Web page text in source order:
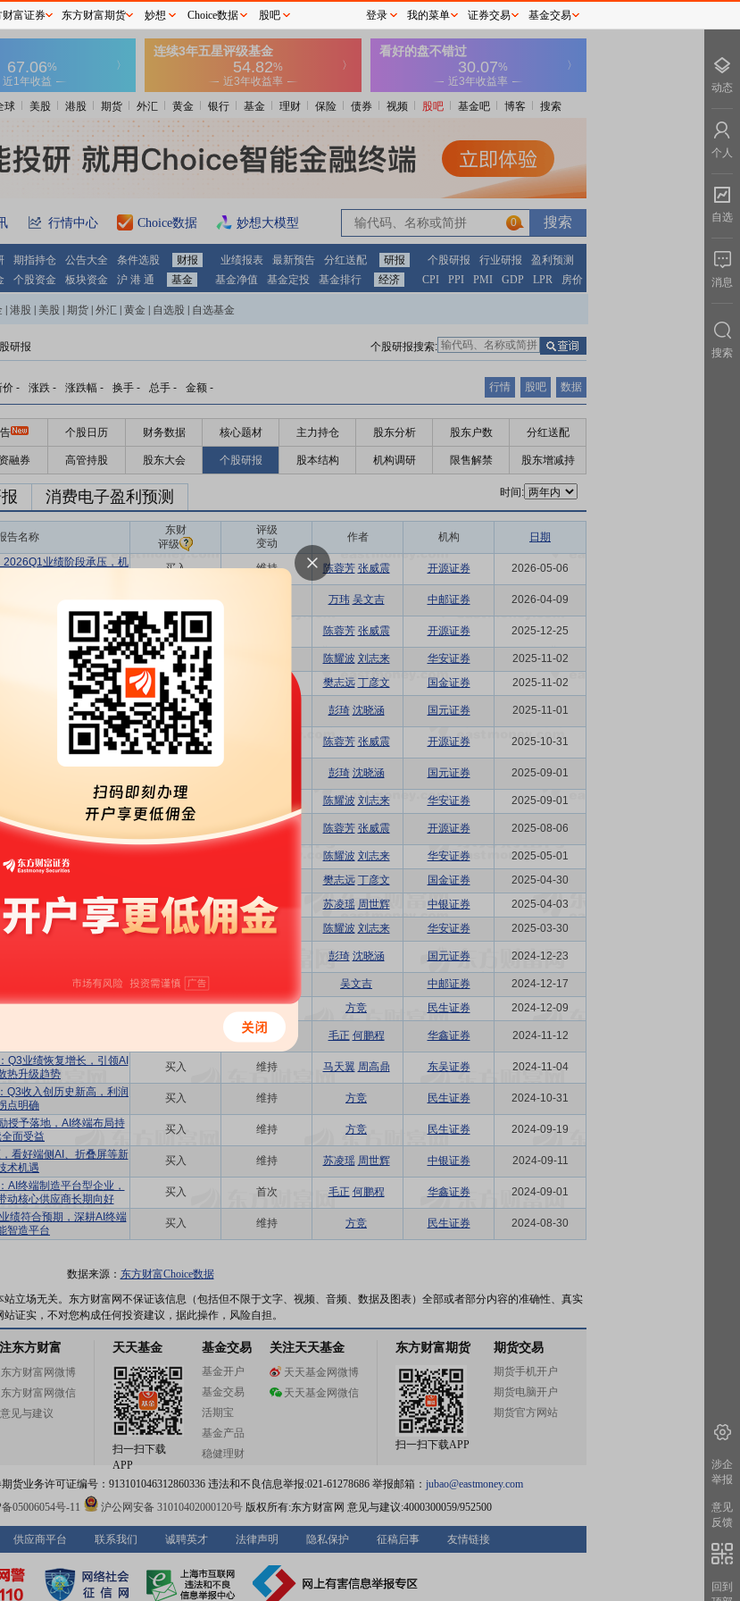
球 美股 港股 期货 外汇 黄金 银行 基金 理财 保险 债券 视频 股吧 基金吧 博客 搜索
行情中心 Choice数据 妙想大模型 0
期指持仓 公告大全 条件选股 财报 业绩报表 最新预告 分红送配 研报 个股研报 行业研报
盈利预测
个股资金 板块资金 沪 港 通 基金 基金净值 基金定投 基金排行 经济 CPI PPI PMI GDP LPR 房价
港股 美股 期货 外汇 黄金 自选股 自选基金
研报 个股研报搜索:
价 - 涨跌 - 涨跌幅 - 换手 - 总手 - 金额 - 行情 股吧 数据
个股日历 财务数据 核心题材 主力持仓 股东分析 股东户数 分红送配
融券 高管持股 股东大会 个股研报 股本结构 机构调研 限售解禁 股东增减持
时间:
消费电子盈利预测
告名称
东财
评级
评级
变动
作者 机构 日期
2026Q1业绩阶段承压，机
业务加速推进
买入 维持 陈蓉芳 张威震 开源证券 2026-05-06
智能、AI服务器等加速运
买入 万玮 吴文吉 中邮证券 2026-04-09
拟收购立敏达，强化AI服
热+电源”布局
买入 陈蓉芳 张威震 开源证券 2025-12-25
，外延快步升级 买入 陈耀波 刘志来 华安证券
2025-11-02
长，新业务持续突破 买入 樊志远 丁彦文 国金证券 2025-11-02
动能充沛，持续受益AI硬
买入 彭琦 沈晓涵 国元证券 2025-11-01
三季度业绩延续高增长，
续拓展新业务
买入 陈蓉芳 张威震 开源证券 2025-10-31
基本盘增长趋势明确，前
彭琦 沈晓涵 国元证券 2025-09-01
，AI终端业务持续成长 买入 陈耀波 刘志来 华安证券 2025-09-01
全球领先的终端硬件智造
人打开长期空间
首次 陈蓉芳 张威震 开源证券 2025-08-06
服多维共进 陈耀波 刘志来 华安证券
2025-05-01
新业务表现亮眼 樊志远 丁彦文 国金证券
2025-04-30
，“人眼折服”促中期成长 买入 维持 苏凌瑶 周世辉 中银证券
2025-04-03
，AI硬件打开成长空间 买入 首次 陈耀波 刘志来 华安证券 2025-03-30
制造领军企业，AI引领成
彭琦 沈晓涵 国元证券 2024-12-23
件制造平台 买入 吴文吉 中邮证券
2024-12-17
科达，汽车业务再加速 买入 维持 方竞 民生证券 2024-12-09
业绩表现亮眼，端侧AI
供应商业绩长期向好
维持 毛正 何鹏程 华鑫证券 2024-11-12
Q3业绩恢复增长，引领AI
热升级趋势
买入 维持 马天翼 周高鼎 东吴证券 2024-11-04
Q3收入创历史新高，利润
点明确
买入 维持 方竞 民生证券 2024-10-31
授予落地，AI终端布局持
面受益
买入 维持 方竞 民生证券 2024-09-19
看好端侧AI、折叠屏等新
术机遇
买入 维持 苏凌瑶 周世辉 中银证券 2024-09-11
AI终端制造平台型企业，
动核心供应商长期向好
买入 首次 毛正 何鹏程 华鑫证券 2024-09-01
绩符合预期，深耕AI终端
智造平台
买入 维持 方竞 民生证券 2024-08-30
数据来源： 东方财富Choice数据
立场无关。东方财富网不保证该信息（包括但不限于文字、视频、音频、数据及图表）全部或者部分内容的准确性、真实
证实，不对您构成任何投资建议，据此操作，风险自担。
东方财富
东方财富网微博
东方财富网微信
意见与建议
天天基金
扫一扫下载
APP
基金交易
基金开户
基金交易
活期宝
基金产品
稳健理财
关注天天基金
天天基金网微博
天天基金网微信
东方财富期货
扫一扫下载APP
期货交易
期货手机开户
期货电脑开户
期货官方网站
业务许可证编号：913101046312860336 违法和不良信息举报:021-61278686 举报邮箱： jubao@eastmoney.com
05006054号-11 沪公网安备 31010402000120号版权所有:东方财富网 意见与建议:4000300059/952500
供应商平台 联系我们 诚聘英才 法律声明 隐私保护 征稿启事 友情链接
财富证券 东方财富期货 妙想 Choice数据 股吧 登录 我的菜单 证券交易 基金交易
动态
个人
自选
消息
搜索
涉企
举报
意见
反馈
回到